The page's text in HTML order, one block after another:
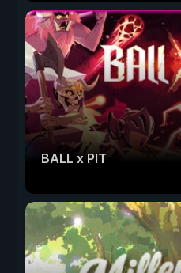
BALL x PIT